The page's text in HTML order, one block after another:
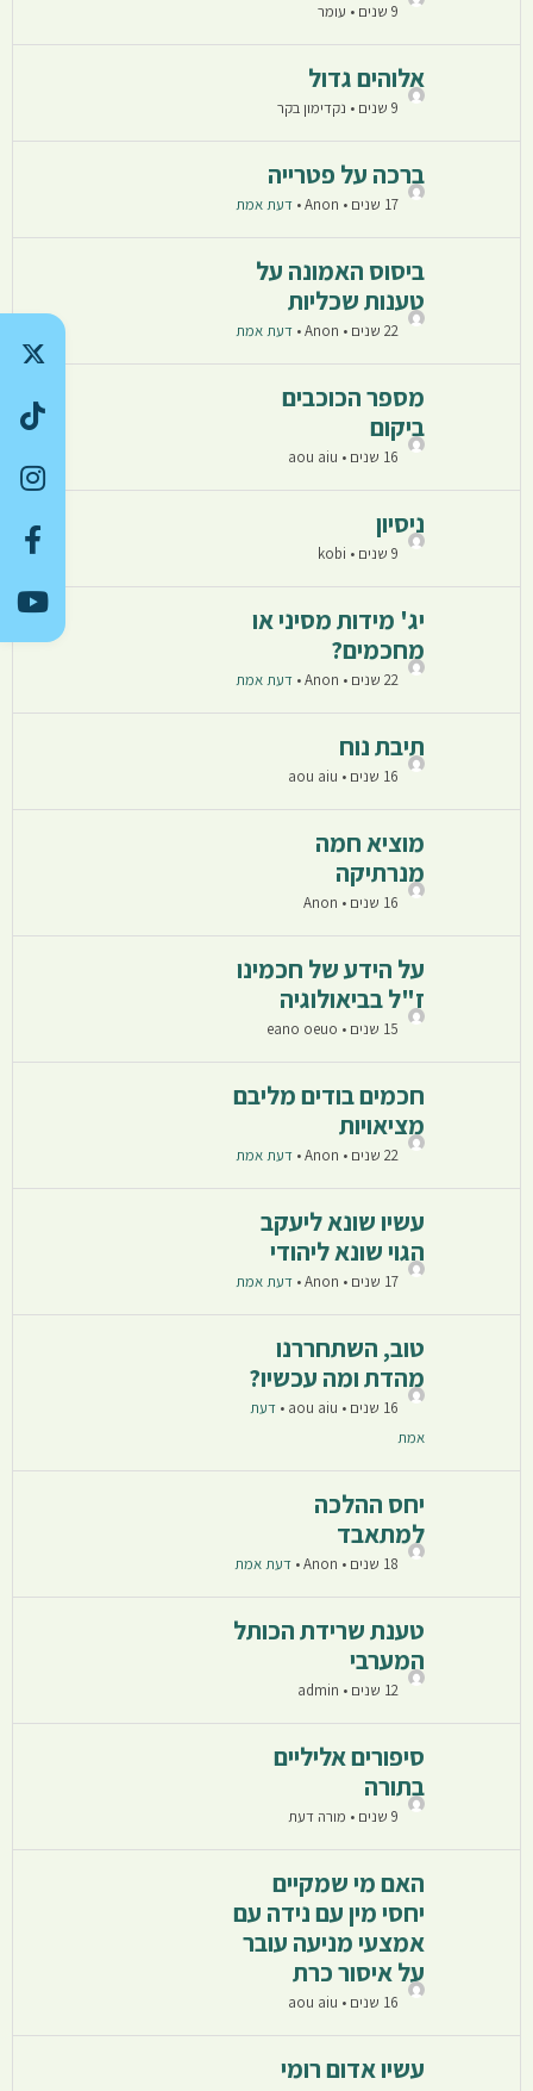
אלוהים גדול
ברכה על פטרייה
• דעת אמת
ביסוס האמונה על
טענות שכליות
• דעת אמת
מספר הכוכבים
ביקום
ניסיון
יג' מידות מסיני או
מחכמים?
• דעת אמת
תיבת נוח
מוציא חמה
מנרתיקה
על הידע של חכמינו
ז"ל בביאולוגיה
חכמים בודים מליבם
מציאויות
• דעת אמת
עשיו שונא ליעקב
הגוי שונא ליהודי
• דעת אמת
טוב, השתחררנו
מהדת ומה עכשיו?
• דעת
אמת
יחס ההלכה
למתאבד
• דעת אמת
טענת שרידת הכותל
המערבי
סיפורים אליליים
בתורה
האם מי שמקיים
יחסי מין עם נידה עם
אמצעי מניעה עובר
על איסור כרת
עשיו אדום רומי